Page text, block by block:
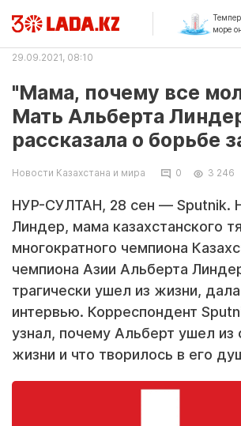
море
29.09.2021, 08:10
"Мама, почему все
Мать Альберта
рассказала о борьбе
Новости Казахстана и мира 0 3 246
НУР-СУЛТАН, 28 сен — Sputnik.
Линдер, мама казахстанского
многократного чемпиона
чемпиона Азии Альберта
трагически ушел из жизни,
интервью. Корреспондент
узнал, почему Альберт ушел из
жизни и что творилось в его